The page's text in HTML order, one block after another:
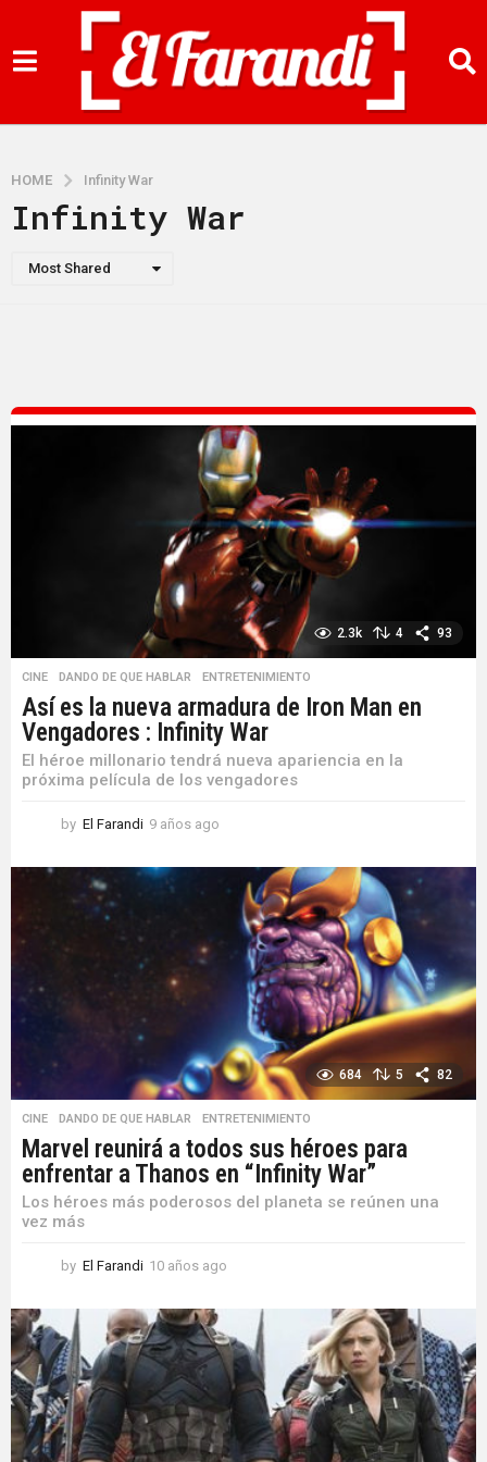
HOME Infinity War
Infinity War
Most Shared
2.3k 4 93
CINE ,DANDO DE QUE HABLAR ,ENTRETENIMIENTO
Así es la nueva armadura de Iron Man en
Vengadores : Infinity War
El héroe millonario tendrá nueva apariencia en la
próxima película de los vengadores
by El Farandi 9 años ago
ñ
684 5 82
CINE ,DANDO DE QUE HABLAR ,ENTRETENIMIENTO
Marvel reunirá a todos sus héroes para
enfrentar a Thanos en “Infinity War”
Los héroes más poderosos del planeta se reúnen una
vez más
by El Farandi 10 años ago
o
s
a
g
o